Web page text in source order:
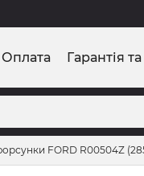
Оплата Гарантія
FORD R00504Z